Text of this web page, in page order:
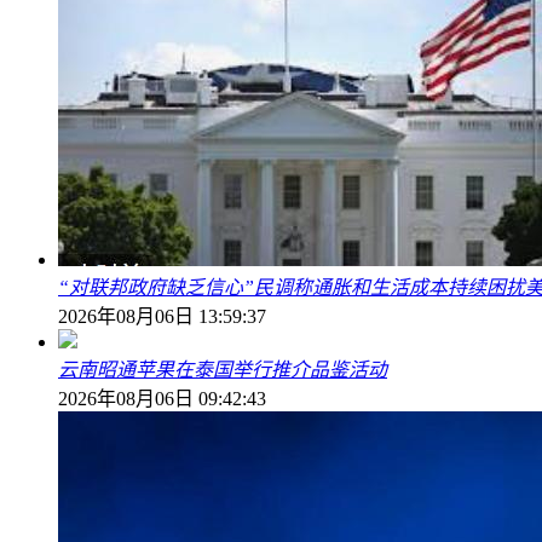
“对联邦政府缺乏信心”民调称通胀和生活成本持续困扰
2026年08月06日 13:59:37
云南昭通苹果在泰国举行推介品鉴活动
2026年08月06日 09:42:43